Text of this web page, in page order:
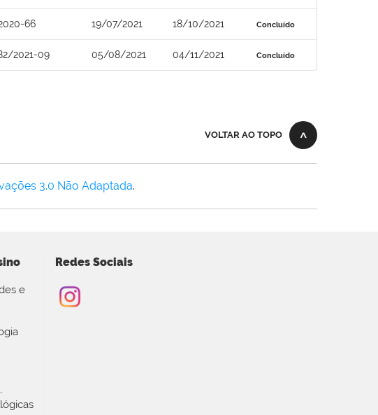
66 19/07/2021 18/10/2021 Concluído
2021-09 05/08/2021 04/11/2021 Concluído
VOLTAR AO TOPO
3.0 Não Adaptada.
e
Redes Sociais